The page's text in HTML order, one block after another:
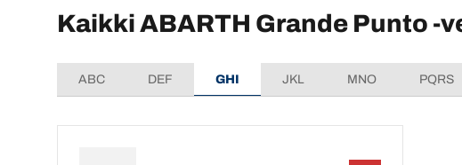
Kaikki ABARTH Grande Punto -
ABC DEF GHI JKL MNO PQRS